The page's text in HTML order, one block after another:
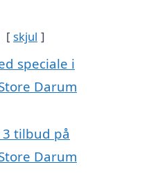
skjul
speciale i
Darum
tilbud på
Darum